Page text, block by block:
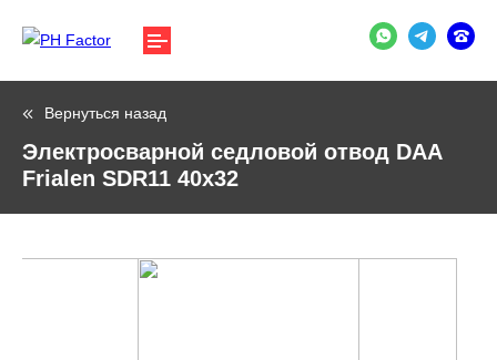
Вернуться назад
Электросварной седловой отвод DAA
Frialen SDR11 40х32